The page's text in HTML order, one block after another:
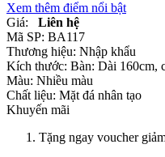
Xem thêm điểm nổi bật
Giá:
Liên hệ
Mã SP: BA117
Thương hiệu: Nhập khẩu
Kích thước: Bàn: Dài 160cm,
Màu: Nhiều màu
Chất liệu: Mặt đá nhân tạo
Khuyến mãi
Tặng ngay voucher